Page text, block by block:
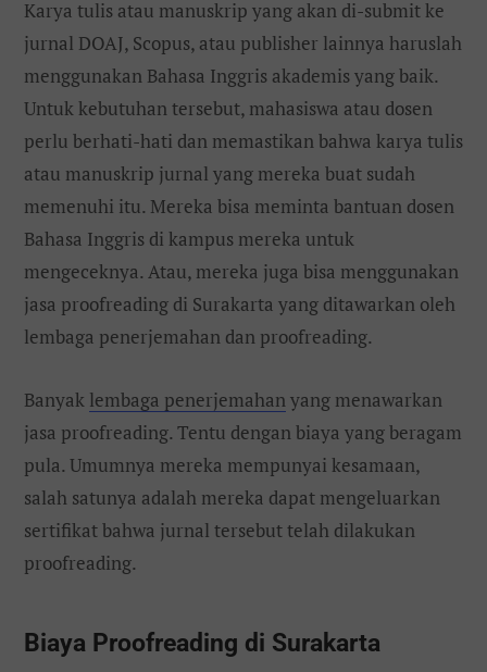
Karya tulis atau manuskrip yang akan di-submit ke
jurnal DOAJ, Scopus, atau publisher lainnya haruslah
menggunakan Bahasa Inggris akademis yang baik.
Untuk kebutuhan tersebut, mahasiswa atau dosen
perlu berhati-hati dan memastikan bahwa karya tulis
atau manuskrip jurnal yang mereka buat sudah
memenuhi itu. Mereka bisa meminta bantuan dosen
Bahasa Inggris di kampus mereka untuk
mengeceknya. Atau, mereka juga bisa menggunakan
jasa proofreading di Surakarta yang ditawarkan oleh
lembaga penerjemahan dan proofreading.
Banyak lembaga penerjemahanyang menawarkan
jasa proofreading. Tentu dengan biaya yang beragam
pula. Umumnya mereka mempunyai kesamaan,
salah satunya adalah mereka dapat mengeluarkan
sertifikat bahwa jurnal tersebut telah dilakukan
proofreading.
Biaya Proofreading di Surakarta